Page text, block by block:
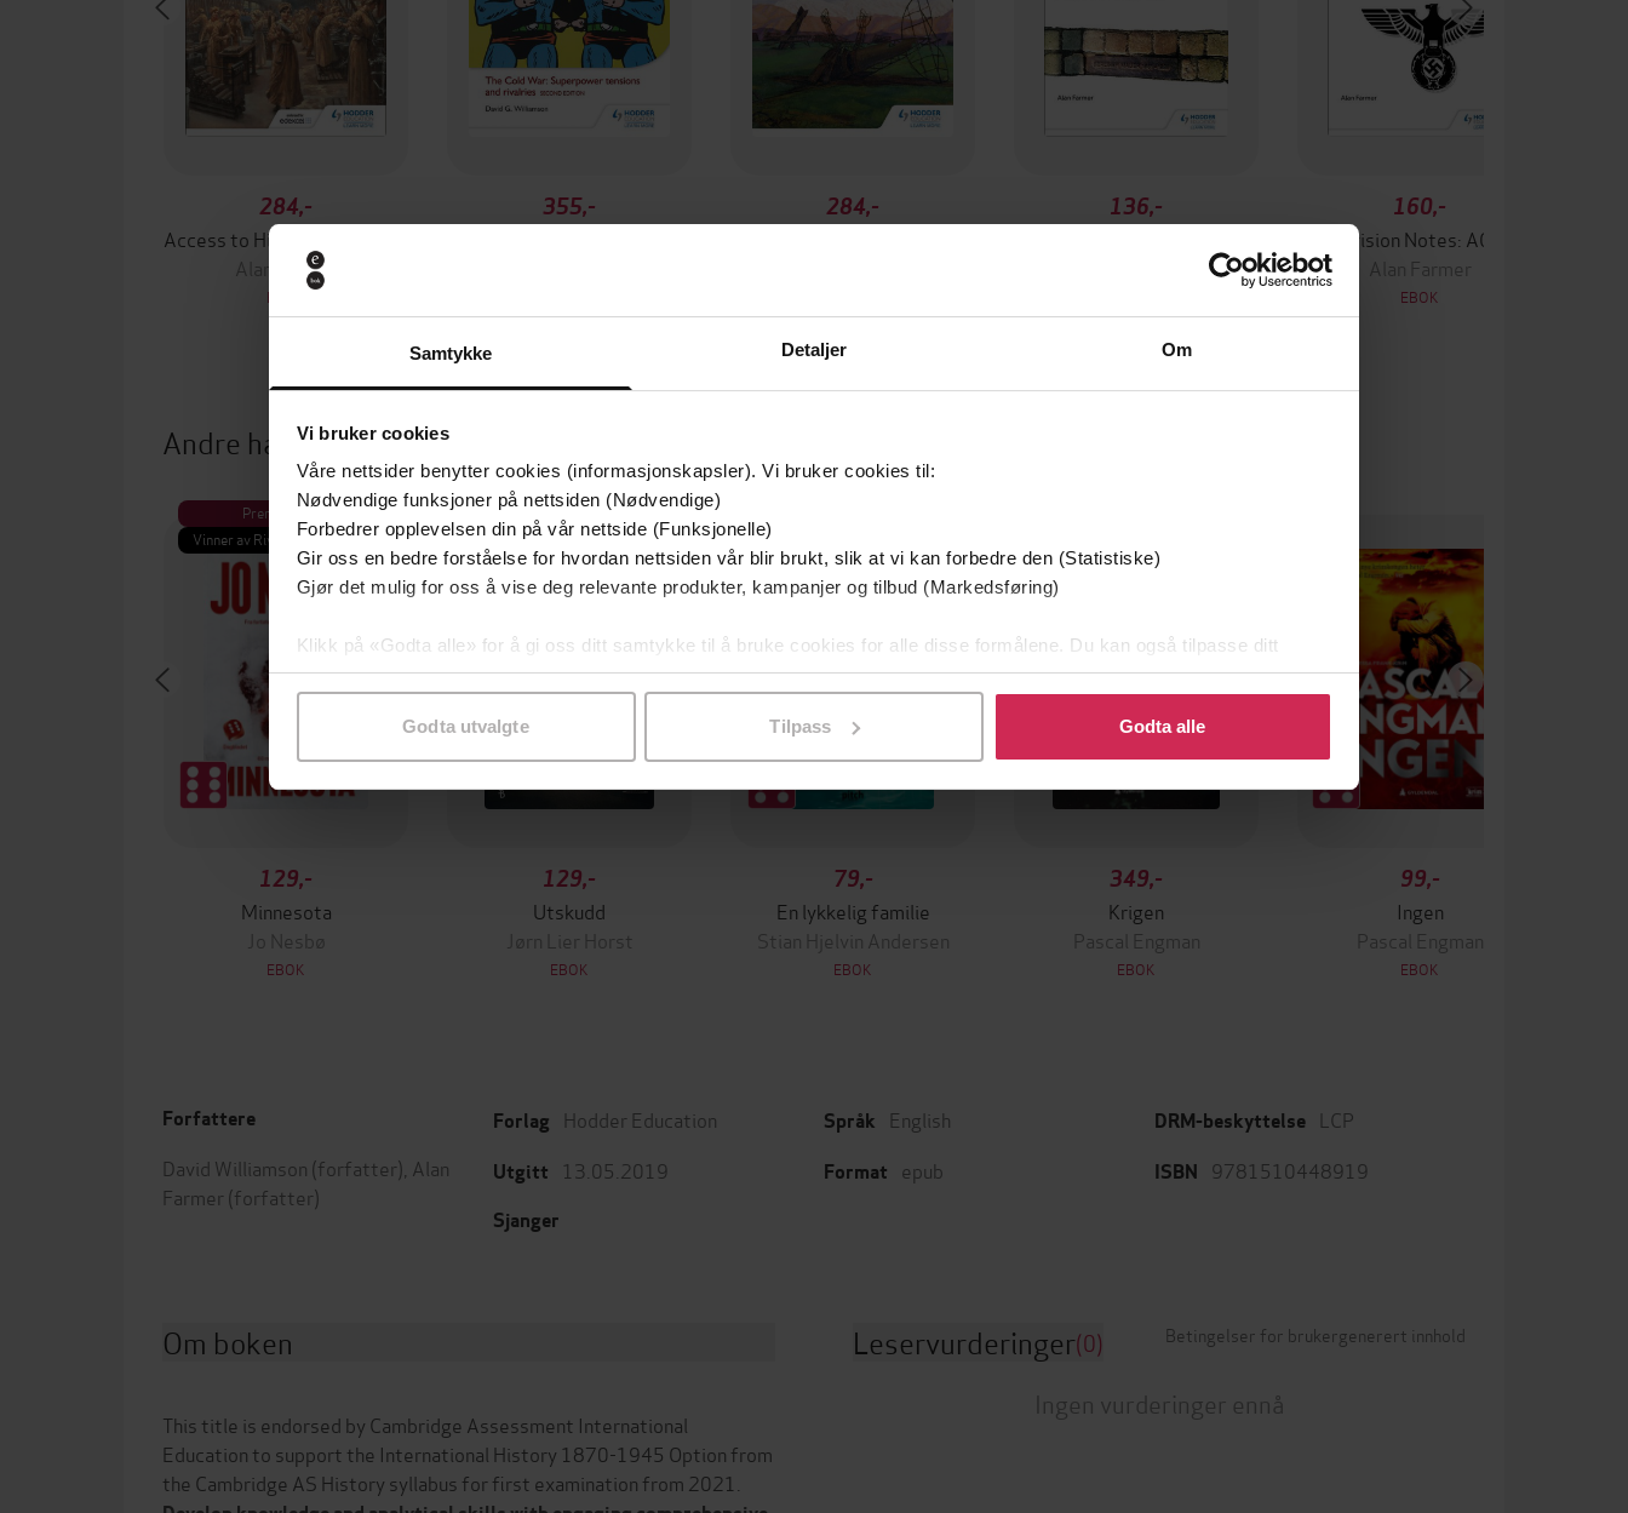
Samtykke Detaljer Om
Vi bruker cookies
Våre nettsider benytter cookies (informasjonskapsler). Vi bruker cookies til:
Nødvendige funksjoner på nettsiden (Nødvendige)
Forbedrer opplevelsen din på vår nettside (Funksjonelle)
Gir oss en bedre forståelse for hvordan nettsiden vår blir brukt, slik at vi kan forbedre den (Statistiske)
Gjør det mulig for oss å vise deg relevante produkter, kampanjer og tilbud (Markedsføring)
Klikk på «Godta alle» for å gi oss ditt samtykke til å bruke cookies for alle disse formålene. Du kan også tilpasse ditt
samtykke til spesifikke formål ved å klikke på «Tilpass». Du kan når som helst trekke tilbake eller endre ditt samtykke.
Godta utvalgte Tilpass Godta alle
284,-
Alan Farmer
EBOK
355,-
284,-
136,-
160,-
Alan Farmer
EBOK
Andre har også kjøpt
Premium
Vinner av Rivertonprisen
129,-
Minnesota
Jo Nesbø
EBOK
Premium
Første gang på tilbud
129,-
Utskudd
Jørn Lier Horst
EBOK
79,-
En lykkelig familie
Stian Hjelvin Andersen
EBOK
349,-
Krigen
Pascal Engman
EBOK
99,-
Ingen
Pascal Engman
EBOK
Forfattere
David Williamson (forfatter), Alan
Farmer (forfatter)
Forlag Hodder Education
Utgitt 13.05.2019
Sjanger
Språk English
Format epub
DRM-beskyttelse LCP
ISBN 9781510448919
Om boken
This title is endorsed by Cambridge Assessment International
Education to support the International History 1870-1945 Option from
the Cambridge AS History syllabus for first examination from 2021.
Leservurderinger(0) Betingelser for brukergenerert innhold
Ingen vurderinger ennå